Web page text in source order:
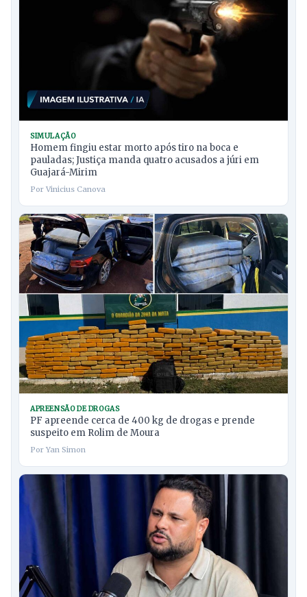
SIMULAÇÃO
Homem fingiu estar morto após tiro na boca e
pauladas; Justiça manda quatro acusados a júri em
Guajará-Mirim
Por Vinicius Canova
APREENSÃO DE DROGAS
PF apreende cerca de 400 kg de drogas e prende
suspeito em Rolim de Moura
Por Yan Simon